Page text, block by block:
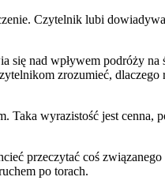
Czytelnik lubi
nad wpływem podróży na
zrozumieć,
Taka wyrazistość jest cenna,
przeczytać coś
po torach.